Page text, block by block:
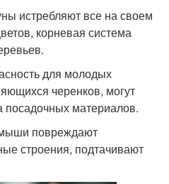
истребляют все на своем
корневая система
для молодых
черенков, могут
посадочных материалов.
повреждают
строения, подтачивают